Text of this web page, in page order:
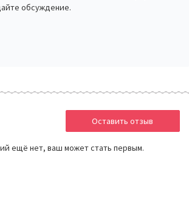
обсуждение.
ещё нет, ваш может стать первым.
Оставить отзыв